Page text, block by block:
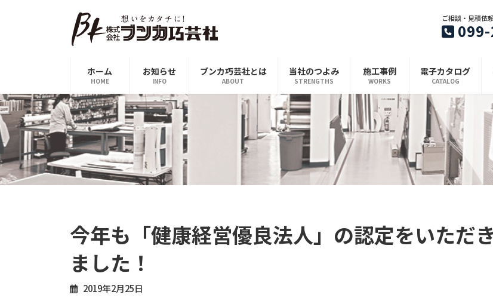
ス
キ
ッ
プ
ン
に
移
動
ご相談・見積依
ホーム
HOME
お知らせ
INFO
ブンカ巧芸社とは
ABOUT
当社のつよみ
STRENGTHS
施工事例
WORKS
電子カタログ
CATALOG
今年も「健康経営優良法人」の認定をいただき
ました！
2019年2月25日